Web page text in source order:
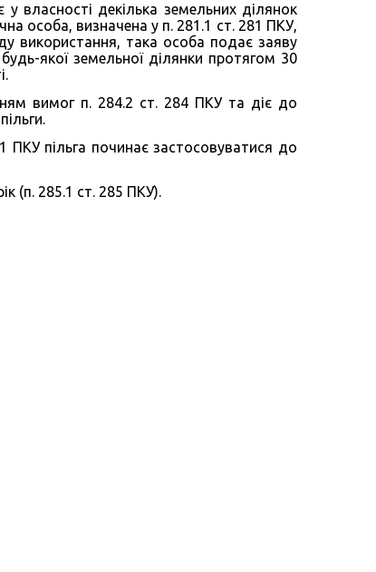
власності декілька земельних ділянок
особа, визначена у п. 281.1 ст. 281 ПКУ,
використання, така особа подає заяву
якої земельної ділянки протягом 30
вимог п. 284.2 ст. 284 ПКУ та діє до
пільга починає застосовуватися до
(п. 285.1 ст. 285 ПКУ).